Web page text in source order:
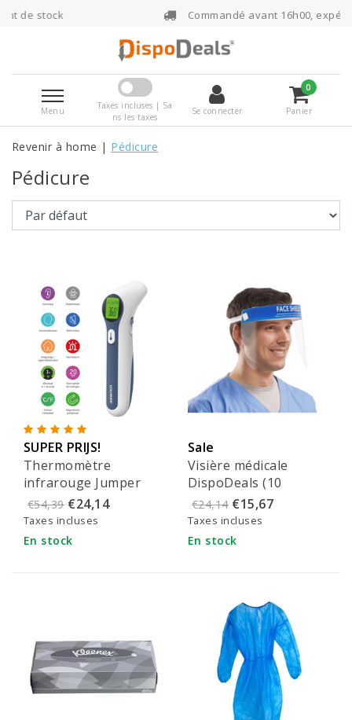
Commandé avant 16h00, expédié le jour même
Menu
Taxes incluses | Sa
ns les taxes
Se connecter
0
Panier
Revenir à home | Pédicure
Pédicure
SUPER PRIJS!
Thermomètre
infrarouge Jumper
pour la fièvre - JPD-
FR300
€54,39 €24,14
Taxes incluses
En stock
Sale
Visière médicale
DispoDeals (10
pièces)
€24,14 €15,67
Taxes incluses
En stock